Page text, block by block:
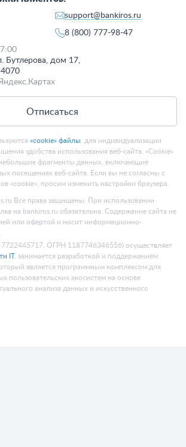
support@bankiros.ru
8 (800) 777-98-47
Бутлерова, дом 17,
Отписаться
«cookie» файлы , для индивидуализации
удобства использования веб-сайта. «Cookie»
фрагменты данных, включающие
посещениях веб-сайта. Если вы не согласны с
«cookie», просим изменить настройки браузера.
Все права защищены. При использовании
на bankiros.ru обязательна. Содержание сайта не
или офертой и носит информационно-
ОГРН 1187746346556) осуществляет
IT, занимается разработкой и поддержанием
является программным комплексом для
пользовательских экосистем на основе
анализа данных и искусственного